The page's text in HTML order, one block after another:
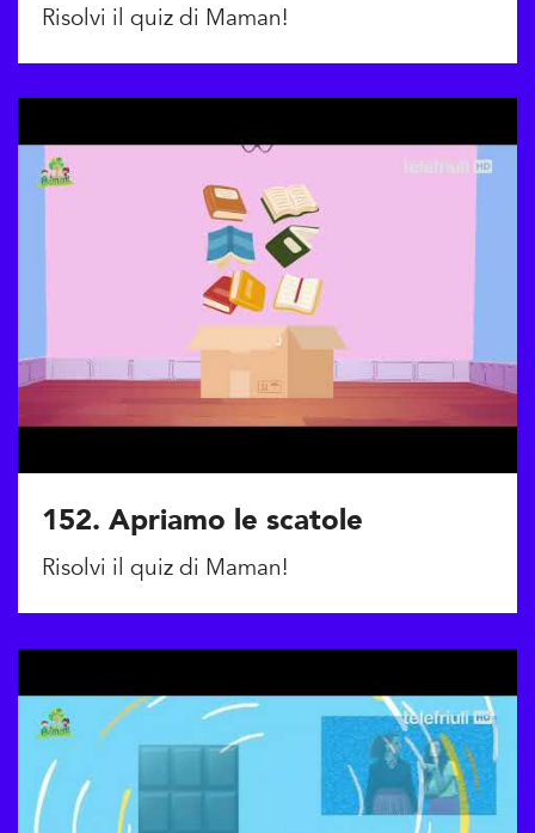
Risolvi il quiz di Maman!
152. Apriamo le scatole
Risolvi il quiz di Maman!